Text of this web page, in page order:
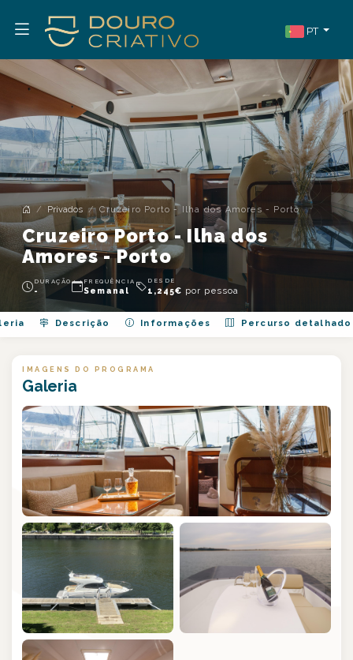
PT
Privados Cruzeiro Porto - Ilha dos Amores - Porto
Cruzeiro Porto - Ilha dos
Amores - Porto
DURAÇÃO
-
FREQUÊNCIA
Semanal
DESDE
1,245€ por pessoa
Descrição Informações Percurso detalhado
IMAGENS DO PROGRAMA
Galeria